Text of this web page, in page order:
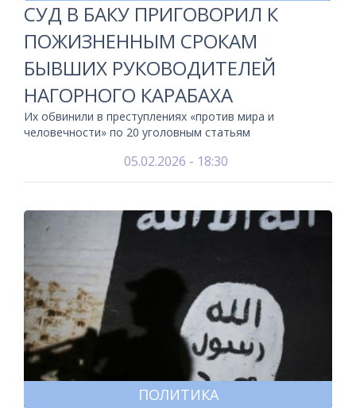
СУД В БАКУ ПРИГОВОРИЛ К
ПОЖИЗНЕННЫМ СРОКАМ
БЫВШИХ РУКОВОДИТЕЛЕЙ
НАГОРНОГО КАРАБАХА
Их обвинили в преступлениях «против мира и
человечности» по 20 уголовным статьям
05.02.2026 - 18:30
ПОЛИТИКА